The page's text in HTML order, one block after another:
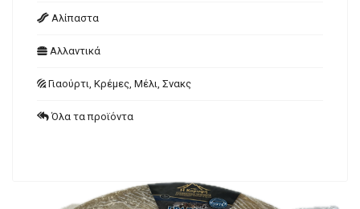
Αλίπαστα
Αλλαντικά
Γιαούρτι, Κρέμες, Μέλι, Σνακς
Όλα τα προϊόντα